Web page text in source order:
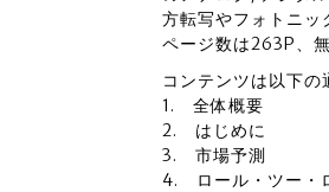
方転写やフォトニッ
ページ数は263P、
コンテンツは以下の
1. 全体概要
2. はじめに
3. 市場予測
4. ロール・ツー・